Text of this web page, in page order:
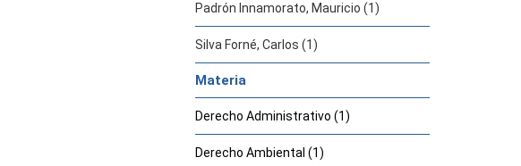
Padrón Innamorato, Mauricio (1)
Silva Forné, Carlos (1)
Materia
Derecho Administrativo (1)
Derecho Ambiental (1)